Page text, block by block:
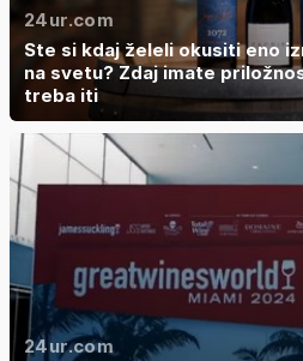
24ur.com
Ste si kdaj želeli okusiti eno
na svetu? Zdaj imate
treba iti
24ur.com